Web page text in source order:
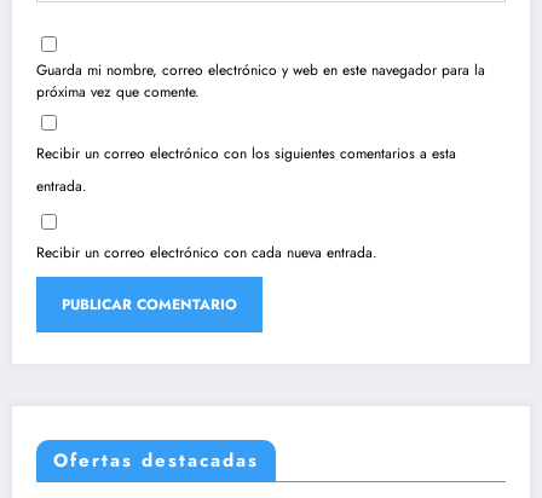
Guarda mi nombre, correo electrónico y web en este navegador para la
próxima vez que comente.
Recibir un correo electrónico con los siguientes comentarios a esta
entrada.
Recibir un correo electrónico con cada nueva entrada.
Ofertas destacadas